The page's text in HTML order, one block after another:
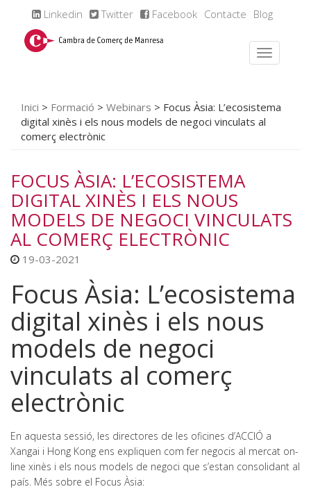
Linkedin Twitter Facebook Contacte Blog
Inici > Formació > Webinars > Focus Àsia: L’ecosistema
digital xinès i els nous models de negoci vinculats al
comerç electrònic
FOCUS ÀSIA: L’ECOSISTEMA
DIGITAL XINÈS I ELS NOUS
MODELS DE NEGOCI VINCULATS
AL COMERÇ ELECTRÒNIC
19-03-2021
Focus Àsia: L’ecosistema
digital xinès i els nous
models de negoci
vinculats al comerç
electrònic
En aquesta sessió, les directores de les oficines d’ACCIÓ a
Xangai i Hong Kong ens expliquen com fer negocis al mercat on-
line xinès i els nous models de negoci que s’estan consolidant al
país. Més sobre el Focus Àsia: